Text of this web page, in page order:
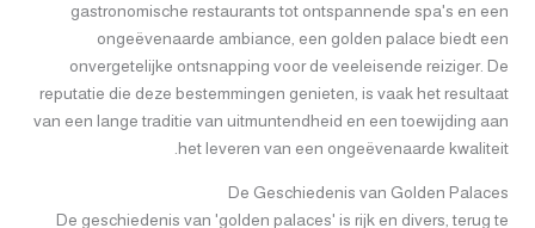
gastronomische restaurants tot ontspannende spa's en een
ongeëvenaarde ambiance, een golden palace biedt een
onvergetelijke ontsnapping voor de veeleisende reiziger. De
reputatie die deze bestemmingen genieten, is vaak het resultaat
van een lange traditie van uitmuntendheid en een toewijding aan
het leveren van een ongeëvenaarde kwaliteit.
De Geschiedenis van Golden Palaces
De geschiedenis van 'golden palaces' is rijk en divers, terug te